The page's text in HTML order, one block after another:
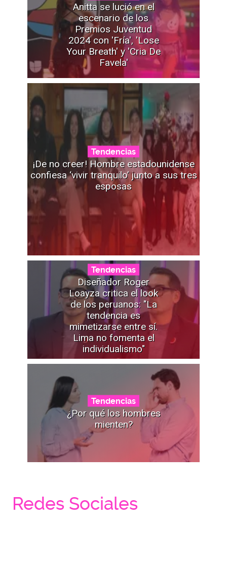
Anitta se lució en el
escenario de los
Premios Juventud
2024 con 'Fría', 'Lose
Your Breath' y 'Cria De
Favela'
Tendencias
¡De no creer! Hombre estadounidense
confiesa ‘vivir tranquilo’ junto a sus tres
esposas
Tendencias
Diseñador Roger
Loayza critica el look
de los peruanos: "La
tendencia es
mimetizarse entre sí.
Lima no fomenta el
individualismo"
Tendencias
¿Por qué los hombres
mienten?
Redes Sociales